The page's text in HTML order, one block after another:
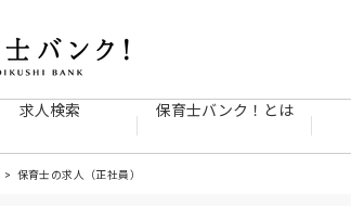
求人検索 保育士バンク！とは
保育士の求人（正社員）